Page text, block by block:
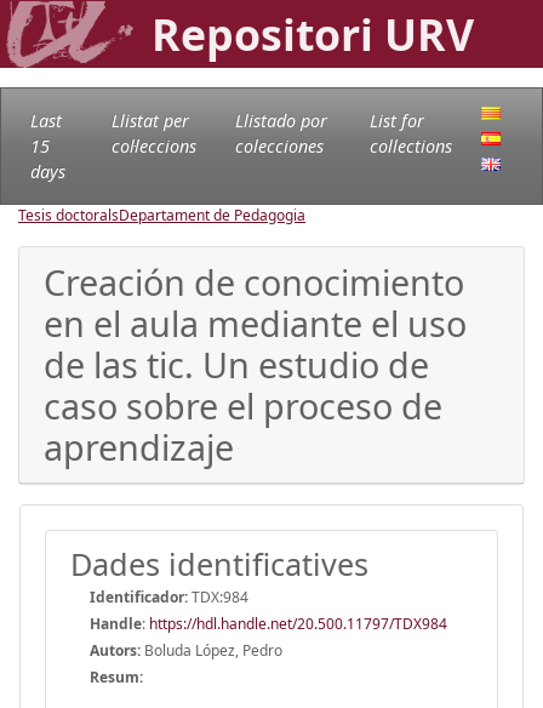
Repositori URV
Last
15
days
Llistat per
col·leccions
Llistado por
colecciones
List for
collections
Tesis doctoralsDepartament de Pedagogia
Creación de conocimiento
en el aula mediante el uso
de las tic. Un estudio de
caso sobre el proceso de
aprendizaje
Dades identificatives
Identificador:TDX:984
Handle: https://hdl.handle.net/20.500.11797/TDX984
Autors: Boluda López, Pedro
Resum: